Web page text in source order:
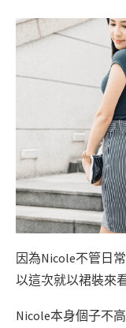
因為Nicole不管日
以這次就以裙裝來
Nicole本身個子不